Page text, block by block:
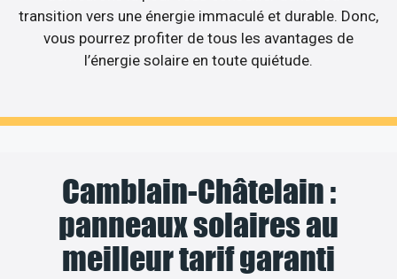
transition vers une énergie immaculé et durable. Donc,
vous pourrez profiter de tous les avantages de
l’énergie solaire en toute quiétude.
Camblain-Châtelain :
panneaux solaires au
meilleur tarif garanti